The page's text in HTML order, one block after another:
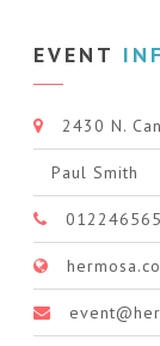
EVENT
2430 N.
Paul Smith